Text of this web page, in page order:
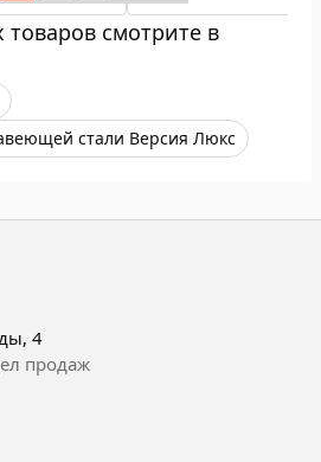
смотрите в
стали Версия Люкс
4
продаж